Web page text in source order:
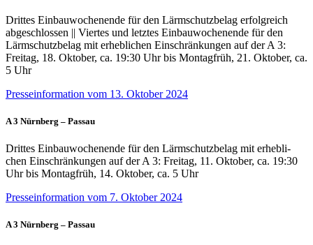
Drittes Einbauwochenende für den Lärmschutzbelag erfolgreich
abgeschlossen || Viertes und letztes Einbauwochenende für den
Lärmschutzbelag mit erheblichen Einschränkungen auf der A 3:
Freitag, 18. Oktober, ca. 19:30 Uhr bis Montagfrüh, 21. Oktober, ca.
5 Uhr
Presseinformation vom 13. Oktober 2024
A 3 Nürnberg – Passau
Drittes Einbauwochenende für den Lärmschutzbelag mit erhebli-
chen Einschränkungen auf der A 3: Freitag, 11. Oktober, ca. 19:30
Uhr bis Montagfrüh, 14. Oktober, ca. 5 Uhr
Presseinformation vom 7. Oktober 2024
A 3 Nürnberg – Passau